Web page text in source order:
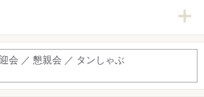
会 ／ 懇親会 ／ タンしゃぶ